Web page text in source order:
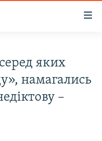
яких
намагались
–